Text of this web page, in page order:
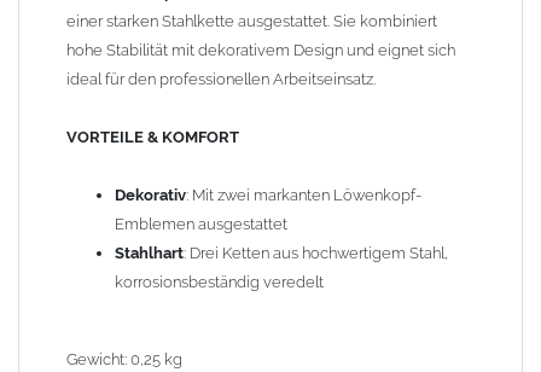
einer starken Stahlkette ausgestattet. Sie kombiniert
hohe Stabilität mit dekorativem Design und eignet sich
ideal für den professionellen Arbeitseinsatz.
VORTEILE & KOMFORT
Dekorativ: Mit zwei markanten Löwenkopf-
Emblemen ausgestattet
Stahlhart: Drei Ketten aus hochwertigem Stahl,
korrosionsbeständig veredelt
Gewicht: 0,25 kg